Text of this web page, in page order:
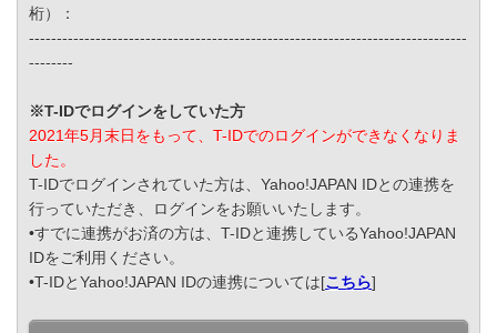
桁）：
-------------------------------------------------------------------------------
--------
※T-IDでログインをしていた方
2021年5月末日をもって、T-IDでのログインができなくなりま
した。
T-IDでログインされていた方は、Yahoo!JAPAN IDとの連携を
行っていただき、ログインをお願いいたします。
•すでに連携がお済の方は、T-IDと連携しているYahoo!JAPAN
IDをご利用ください。
•T-IDとYahoo!JAPAN IDの連携については[こちら]